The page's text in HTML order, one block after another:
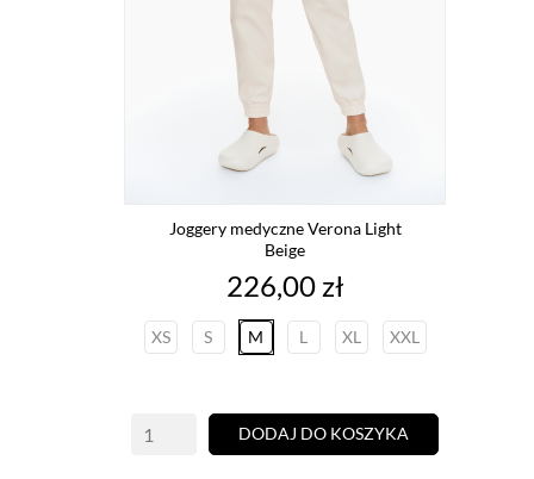
Joggery medyczne Verona Light
Beige
Cena
226,00 zł
XS S M L XL XXL
DODAJ DO KOSZYKA